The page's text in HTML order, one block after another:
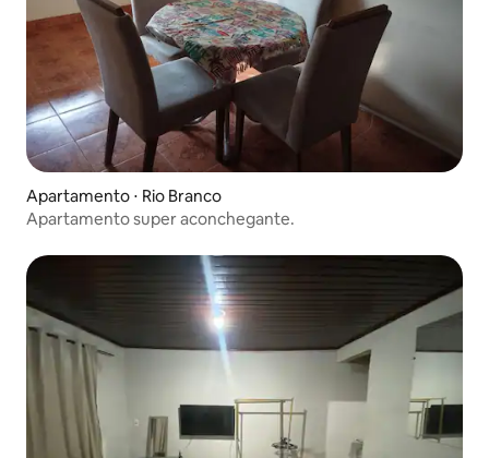
Apartamento ⋅ Rio Branco
Apartamento super aconchegante.